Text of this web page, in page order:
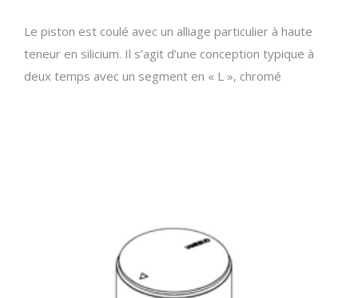
Le piston est coulé avec un alliage particulier à haute
teneur en silicium. Il s’agit d’une conception typique à
deux temps avec un segment en « L », chromé